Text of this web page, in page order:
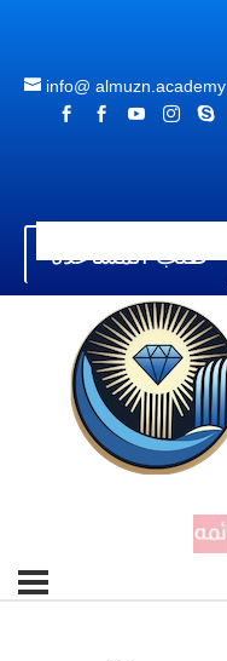
info@ almuzn.academy
    
طلب المساعدة